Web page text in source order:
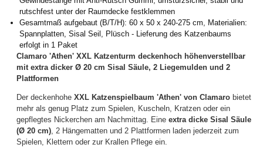
rutschfest unter der Raumdecke festklemmen
Gesamtmaß aufgebaut (B/T/H): 60 x 50 x 240-275 cm, Materialien:
Spannplatten, Sisal Seil, Plüsch - Lieferung des Katzenbaums
erfolgt in 1 Paket
Clamaro 'Athen' XXL Katzenturm deckenhoch höhenverstellbar
mit extra dicker Ø 20 cm Sisal Säule, 2 Liegemulden und 2
Plattformen
Der deckenhohe XXL Katzenspielbaum 'Athen' von Clamaro bietet
mehr als genug Platz zum Spielen, Kuscheln, Kratzen oder ein
gepflegtes Nickerchen am Nachmittag. Eine extra dicke Sisal Säule
(Ø 20 cm), 2 Hängematten und 2 Plattformen laden jederzeit zum
Spielen, Klettern oder zur Krallen Pflege ein.